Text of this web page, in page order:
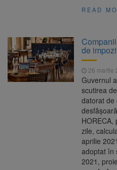
READ
de
26 martie
Guvernul
scutirea
datorat de
zile,
aprilie
adoptat în
2021,